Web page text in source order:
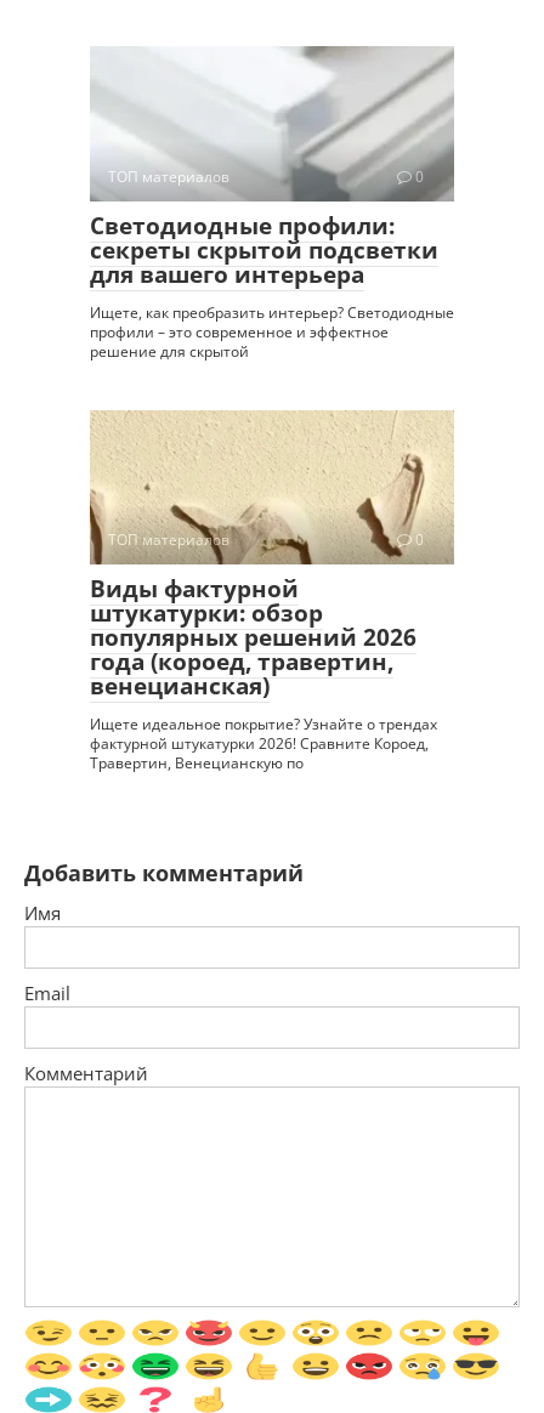
ТОП материалов 0
Светодиодные профили:
секреты скрытой подсветки
для вашего интерьера
Ищете, как преобразить интерьер? Светодиодные
профили – это современное и эффектное
решение для скрытой
ТОП материалов 0
Виды фактурной
штукатурки: обзор
популярных решений 2026
года (короед, травертин,
венецианская)
Ищете идеальное покрытие? Узнайте о трендах
фактурной штукатурки 2026! Сравните Короед,
Травертин, Венецианскую по
Добавить комментарий
Имя
Email
Комментарий